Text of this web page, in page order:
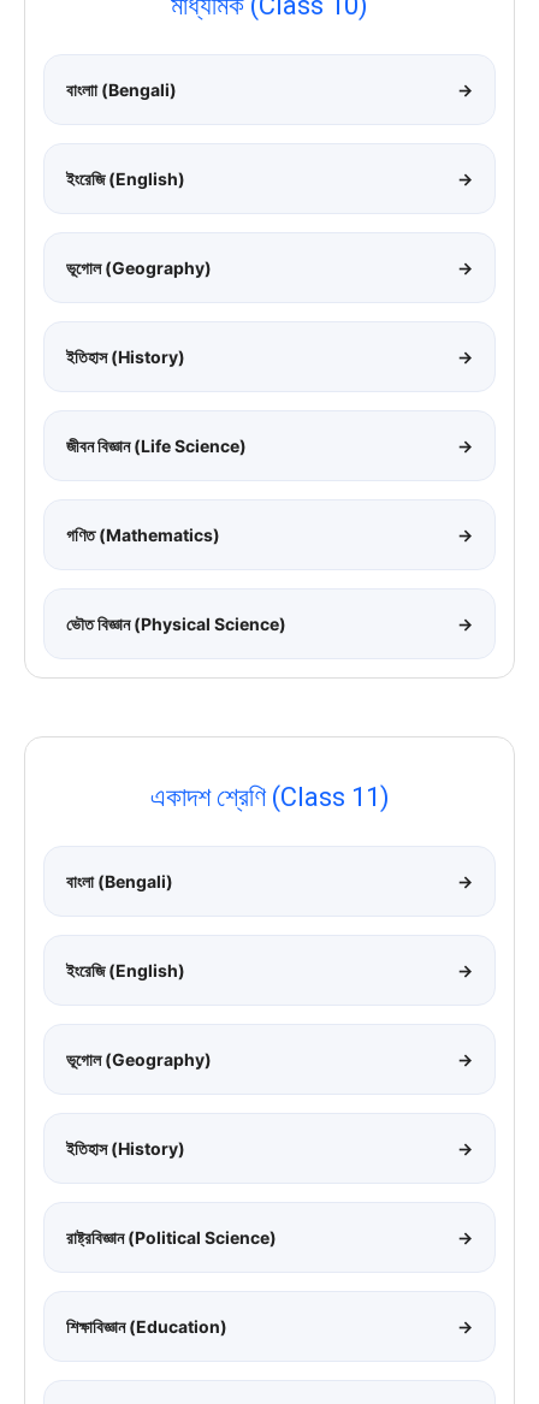
বাংলাা (Bengali) →
ইংরেজি (English) →
ভূগোল (Geography) →
ইতিহাস (History) →
জীবন বিজ্ঞান (Life Science) →
গণিত (Mathematics) →
ভৌত বিজ্ঞান (Physical Science) →
একাদশ শ্রেণি (Class 11)
বাংলা (Bengali) →
ইংরেজি (English) →
ভূগোল (Geography) →
ইতিহাস (History) →
রাষ্ট্রবিজ্ঞান (Political Science) →
শিক্ষাবিজ্ঞান (Education) →